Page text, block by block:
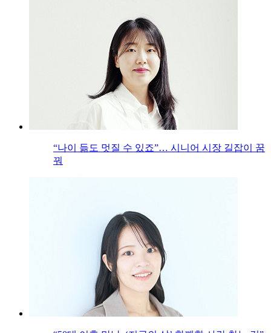
“나이 듦도 멋질 수 있죠”… 시니어 시장 길잡이 꿈
꿔